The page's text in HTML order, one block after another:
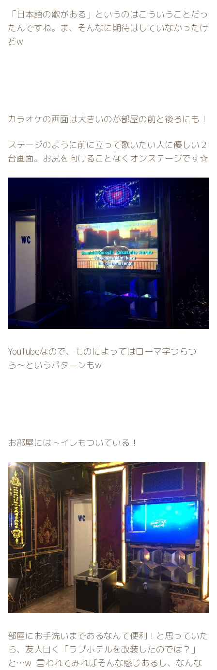
「日本語の歌がある」というのはこういうことだっ
たんですね。ま、そんなに期待はしていなかったけ
どw
カラオケの画面は大きいのが部屋の前と後ろにも！
ステージのように前に立って歌いたい人に優しい２
台画面。お尻を向けることなくオンステージです☆
YouTubeなので、ものによってはローマ字つらつ
ら〜というパターンもw
お部屋にはトイレもついている！
部屋にお手洗いまであるなんて便利！と思っていた
ら、友人曰く「ラブホテルを改装したのでは？」
と…w 言われてみればそんな感じあるし、なんな